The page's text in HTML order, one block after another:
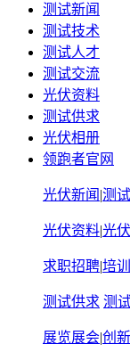
测试新闻
测试技术
测试人才
测试交流
光伏资料
测试供求
光伏相册
领跑者官网
光伏新闻 |测
光伏资料|光
求职招聘|培
测试供求 测
展览展会|创